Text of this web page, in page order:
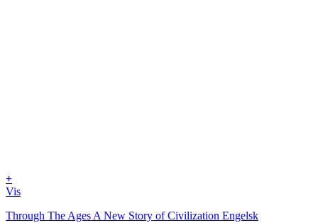
+
Vis
Through The Ages A New Story of Civilization Engelsk